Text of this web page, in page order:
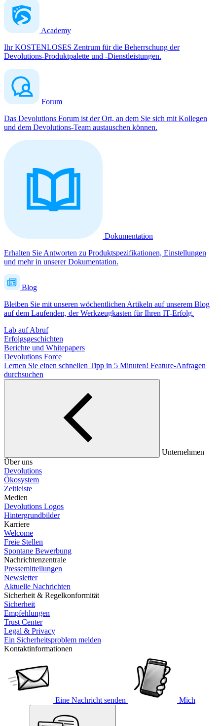
Academy
Ihr KOSTENLOSES Zentrum für die Beherrschung der
Devolutions-Produktpalette und -Dienstleistungen.
Forum
Das Devolutions Forum ist der Ort, an dem Sie sich mit Kollegen
und dem Devolutions-Team austauschen können.
Dokumentation
Erhalten Sie Antworten zu Produktspezifikationen, Einstellungen
und mehr in unserer Dokumentation.
Blog
Bleiben Sie mit unseren wöchentlichen Artikeln auf unserem Blog
auf dem Laufenden, der Werkzeugkasten für Ihren IT-Erfolg.
Lab auf Abruf
Erfolgsgeschichten
Berichte und Whitepapers
Devolutions Force
Lernen Sie einen schnellen Tipp in 5 Minuten! Feature-Anfragen
durchsuchen
Unternehmen
Über uns
Devolutions
Ökosystem
Zeitleiste
Medien
Devolutions Logos
Hintergrundbilder
Karriere
Welcome
Freie Stellen
Spontane Bewerbung
Nachrichtenzentrale
Pressemitteilungen
Newsletter
Aktuelle Nachrichten
Sicherheit & Regelkonformität
Sicherheit
Empfehlungen
Trust Center
Legal & Privacy
Ein Sicherheitsproblem melden
Kontaktinformationen
Eine Nachricht senden Mich